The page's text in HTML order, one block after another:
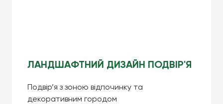
ЛАНДШАФТНИЙ ДИЗАЙН ПОДВІР'Я
Подвір’я з зоною відпочинку та
декоративним городом